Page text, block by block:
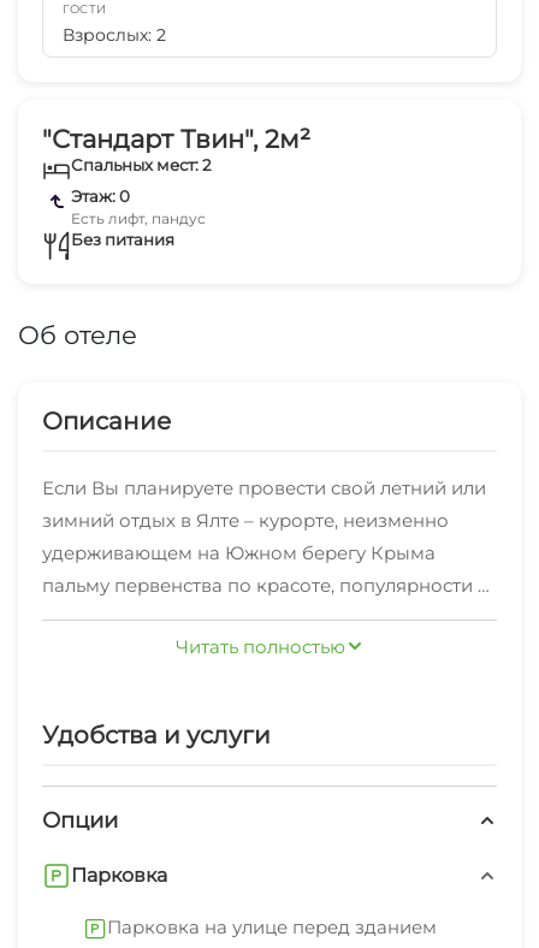
"Стандарт Твин", 2м²
Спальных мест: 2
Этаж: 0
Есть лифт, пандус
Без питания
Об отеле
Описание
Если Вы планируете провести свой летний или
зимний отдых в Ялте – курорте, неизменно
удерживающем на Южном берегу Крыма
пальму первенства по красоте, популярности и
уровню гостиничного сервиса, добро
пожаловать в "Ripario Hotel Group", отель
бывшего пансионата "Прибрежный". Мы
качественно новым уровнем обслуживания.
Черного моря, в живописном поселке
старинного парка. Просторная зеленая
Читать полностью
Удобства и услуги
Опции
Парковка
Парковка на улице перед зданием
ГОСТИ
Взрослых: 2